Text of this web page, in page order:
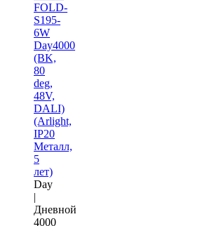
FOLD-
S195-
6W
Day4000
(BK,
80
deg,
48V,
DALI)
(Arlight,
IP20
Металл,
5
лет)
Day
|
Дневной
4000